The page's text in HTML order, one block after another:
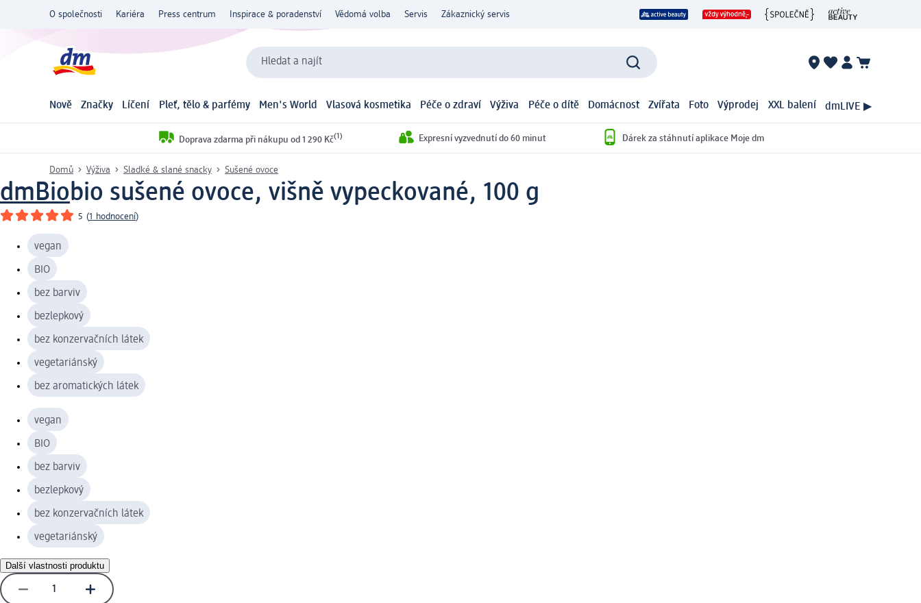
O společnosti Kariéra Press centrum Inspirace & poradenství Vědomá volba Servis Zákaznický servis
Hledat a najít
Nově Značky Líčení Pleť, tělo & parfémy Men's World Vlasová kosmetika Péče o zdraví Výživa Péče o dítě Domácnost Zvířata Foto Výprodej XXL balení dmLIVE ▶
Doprava zdarma při nákupu od 1 290 Kč(1) Expresní vyzvednutí do 60 minut Dárek za stáhnutí aplikace Moje dm
Domů Výživa Sladké & slané snacky Sušené ovoce
dmBiobio sušené ovoce, višně vypeckované, 100 g
5 (1 hodnocení)
vegan
BIO
bez barviv
bezlepkový
bez konzervačních látek
vegetariánský
bez aromatických látek
vegan
BIO
bez barviv
bezlepkový
bez konzervačních látek
vegetariánský
Další vlastnosti produktu